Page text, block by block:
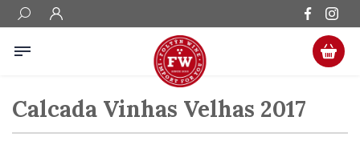
Calcada Vinhas Velhas 2017